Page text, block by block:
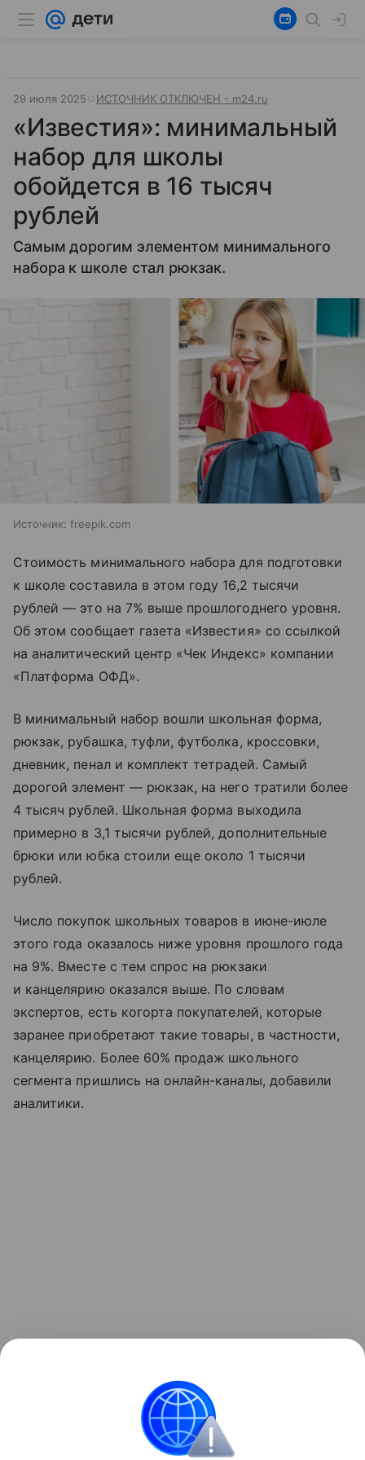
29 июля 2025 ИСТОЧНИК ОТКЛЮЧЕН - m24.ru
«Известия»: минимальный
набор для школы
обойдется в 16 тысяч
рублей
Самым дорогим элементом минимального
набора к школе стал рюкзак.
Источник: freepik.com
Стоимость минимального набора для подготовки
к школе составила в этом году 16,2 тысячи
рублей — это на 7% выше прошлогоднего уровня.
Об этом сообщает газета «Известия» со ссылкой
на аналитический центр «Чек Индекс» компании
«Платформа ОФД».
В минимальный набор вошли школьная форма,
рюкзак, рубашка, туфли, футболка, кроссовки,
дневник, пенал и комплект тетрадей. Самый
дорогой элемент — рюкзак, на него тратили более
4 тысяч рублей. Школьная форма выходила
примерно в 3,1 тысячи рублей, дополнительные
брюки или юбка стоили еще около 1 тысячи
рублей.
Число покупок школьных товаров в июне-июле
этого года оказалось ниже уровня прошлого года
на 9%. Вместе с тем спрос на рюкзаки
и канцелярию оказался выше. По словам
экспертов, есть когорта покупателей, которые
заранее приобретают такие товары, в частности,
канцелярию. Более 60% продаж школьного
сегмента пришлись на онлайн-каналы, добавили
аналитики.